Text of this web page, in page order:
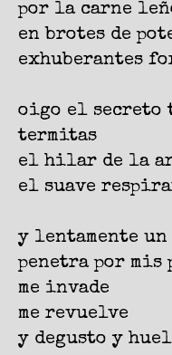
por la carne
en brotes de
exhuberantes
oigo el secreto
termitas
el hilar de la
el suave
y lentamente
penetra por mis
me invade
me revuelve
y degusto y